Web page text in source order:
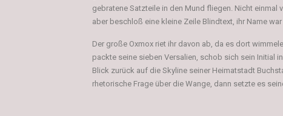
gebratene Satzteile in den Mund fliegen. Nicht
aber beschloß eine kleine Zeile Blindtext, ihr Name
Der große Oxmox riet ihr davon ab, da es dort
packte seine sieben Versalien, schob sich sein Initial
Blick zurück auf die Skyline seiner Heimatstadt
rhetorische Frage über die Wange, dann setzte es